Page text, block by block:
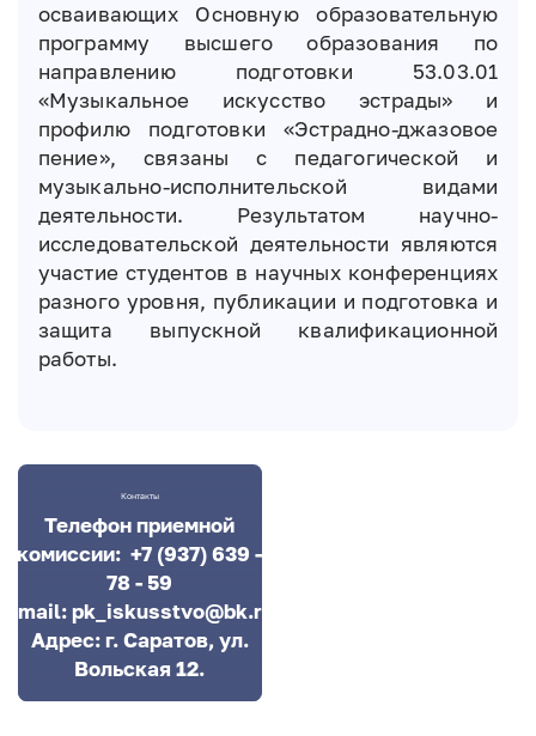
осваивающих Основную образовательную
программу высшего образования по
направлению подготовки 53.03.01
«Музыкальное искусство эстрады» и
профилю подготовки «Эстрадно-джазовое
пение», связаны с педагогической и
музыкально-исполнительской видами
деятельности. Результатом научно-
исследовательской деятельности являются
участие студентов в научных конференциях
разного уровня, публикации и подготовка и
защита выпускной квалификационной
работы.
Телефон приемной
комиссии: +7 (937) 639 -
78 - 59
Email: pk_iskusstvo@bk.ru
Адрес: г. Саратов, ул.
Вольская 12.
Контакты